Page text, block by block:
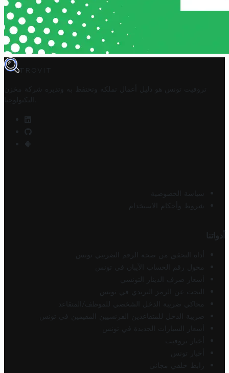
TROVIT
تروفيت تونس هو دليل أعمال تملكه وتحتفظ به وتديره
شركة مخزن
التكنولوجيا
سياسة الخصوصية
شروط وأحكام الاستخدام
أدواتنا
أداة التحقق من صحة الرقم الضريبي تونس
محول رقم الحساب الآيبان في تونس
أسعار صرف الدينار التونسي
البحث عن الرمز البريدي في تونس
محاكي ضريبة الدخل الشخصي للموظف/المتقاعد
ضريبة الدخل للمتقاعدين الفرنسيين المقيمين في تونس
أسعار السيارات الجديدة في تونس
أخبار تروفيت
أخبار تونس
رابط خلفي مجاني